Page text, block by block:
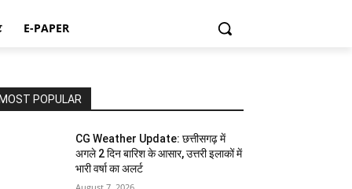
E-PAPER
MOST POPULAR
CG Weather Update: छत्तीसगढ़ में
अगले 2 दिन बारिश के आसार, उत्तरी इलाकों में
भारी वर्षा का अलर्ट